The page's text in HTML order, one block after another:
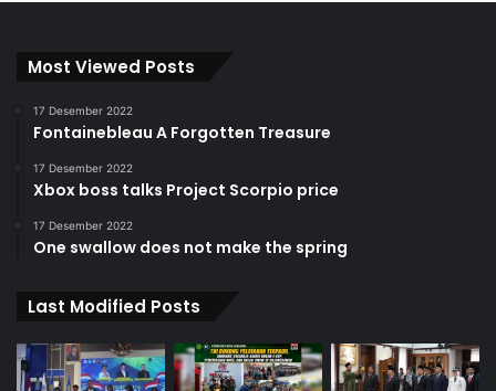
Most Viewed Posts
17 Desember 2022
Fontainebleau A Forgotten Treasure
17 Desember 2022
Xbox boss talks Project Scorpio price
17 Desember 2022
One swallow does not make the spring
Last Modified Posts